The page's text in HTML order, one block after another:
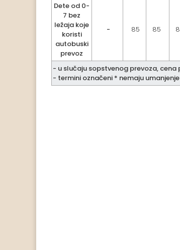
Dete od 0-
7 bez
ležaja koje
koristi
autobuski
prevoz
- 85 85
- u slučaju sopstvenog prevoza,
- termini označeni * nemaju